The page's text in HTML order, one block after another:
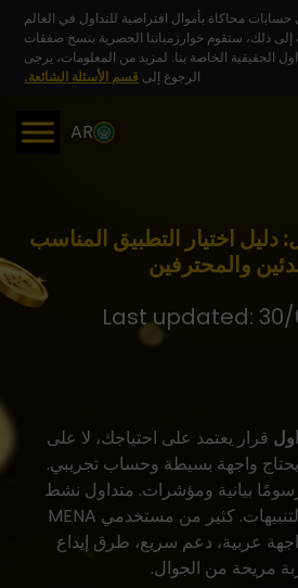
محاكاة بأموال افتراضية للتداول في العالم
إلى ذلك، ستقوم خوارزمياتنا الحصرية بنسخ صفقات
الحقيقية الخاصة بنا. لمزيد من المعلومات، يرجى
الرجوع إلى قسم الأسئلة الشائعة.
AR
اختيار التطبيق المناسب
والمحترفين
Last updated:
قرار يعتمد على احتياجك، لا على
واجهة بسيطة وحساب تجريبي.
بيانية ومؤشرات. متداول نشط
يهتم بسرعة التنفيذ والتنبيهات. كثير من مستخدمي MENA
عربية، دعم سريع، طرق إيداع
مريحة من الجوال.